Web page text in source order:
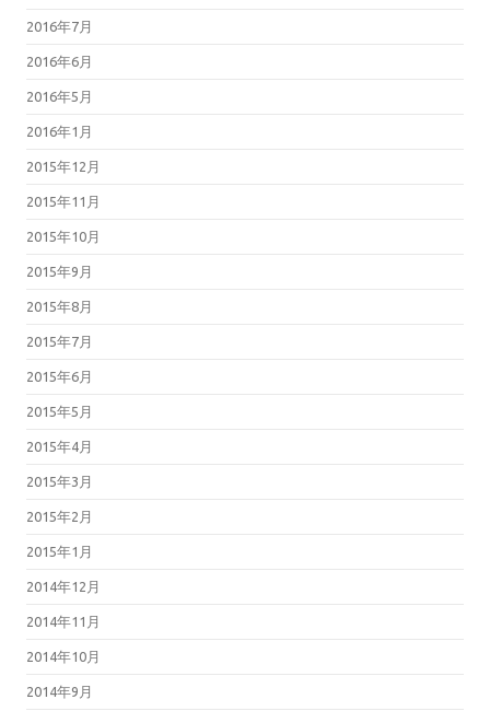
2016年7月
2016年6月
2016年5月
2016年1月
2015年12月
2015年11月
2015年10月
2015年9月
2015年8月
2015年7月
2015年6月
2015年5月
2015年4月
2015年3月
2015年2月
2015年1月
2014年12月
2014年11月
2014年10月
2014年9月